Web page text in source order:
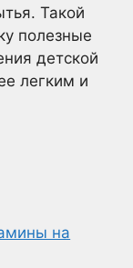
Такой
полезные
детской
легким и
на